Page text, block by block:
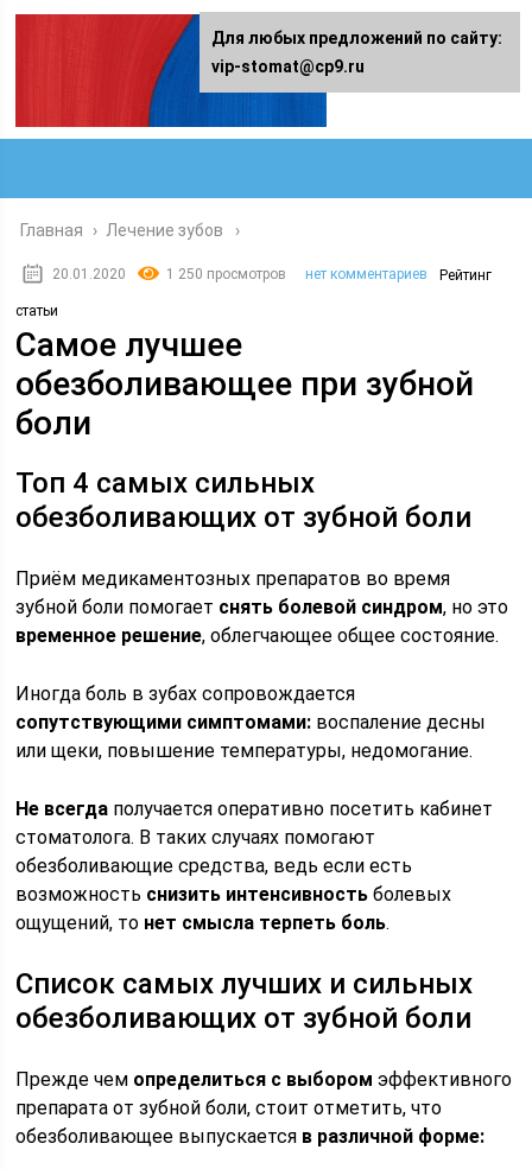
Главная › Лечение зубов
20.01.2020 1 250 просмотров нет комментариев Рейтинг
статьи
Самое лучшее
обезболивающее при зубной
боли
Топ 4 самых сильных
обезболивающих от зубной боли
Приём медикаментозных препаратов во время
зубной боли помогает снять болевой синдром, но это
временное решение, облегчающее общее состояние.
Иногда боль в зубах сопровождается
сопутствующими симптомами: воспаление десны
или щеки, повышение температуры, недомогание.
Не всегда получается оперативно посетить кабинет
стоматолога. В таких случаях помогают
обезболивающие средства, ведь если есть
возможность снизить интенсивность болевых
ощущений, то нет смысла терпеть боль.
Список самых лучших и сильных
обезболивающих от зубной боли
Прежде чем определиться с выбором эффективного
препарата от зубной боли, стоит отметить, что
обезболивающее выпускается в различной форме:
Для любых предложений по сайту:
vip-stomat@cp9.ru